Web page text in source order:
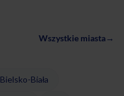
Wszystkie miasta→
Bielsko-Biała